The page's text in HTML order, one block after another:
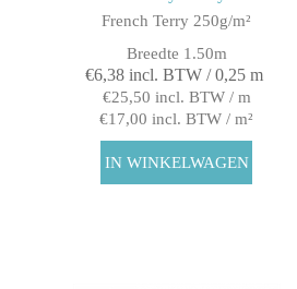
French Terry 250g/m²
Breedte 1.50m
€6,38 incl. BTW / 0,25 m
€25,50 incl. BTW / m
€17,00 incl. BTW / m²